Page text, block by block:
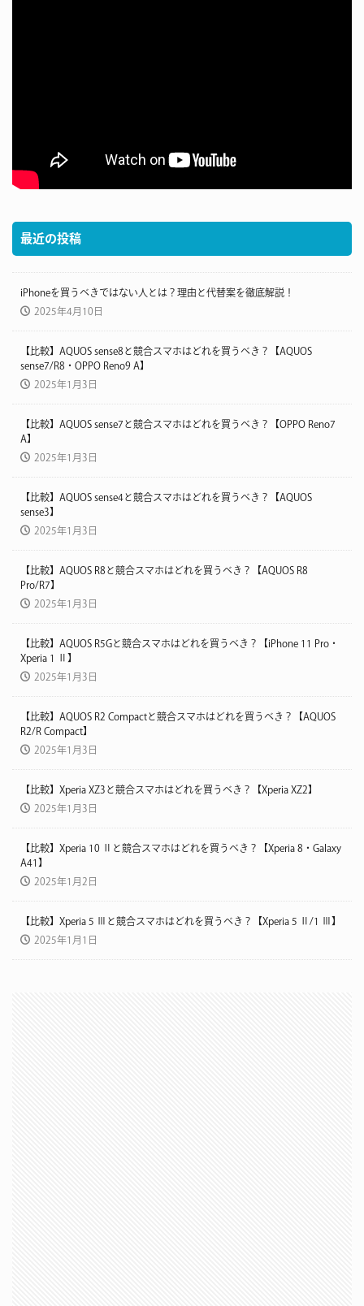
最近の投稿
iPhoneを買うべきではない人とは？理由と代替案を徹底解説！
2025年4月10日
【比較】AQUOS sense8と競合スマホはどれを買うべき？【AQUOS
sense7/R8・OPPO Reno9 A】
2025年1月3日
【比較】AQUOS sense7と競合スマホはどれを買うべき？【OPPO Reno7
A】
2025年1月3日
【比較】AQUOS sense4と競合スマホはどれを買うべき？【AQUOS
sense3】
2025年1月3日
【比較】AQUOS R8と競合スマホはどれを買うべき？【AQUOS R8
Pro/R7】
2025年1月3日
【比較】AQUOS R5Gと競合スマホはどれを買うべき？【iPhone 11 Pro・
Xperia 1 Ⅱ】
2025年1月3日
【比較】AQUOS R2 Compactと競合スマホはどれを買うべき？【AQUOS
R2/R Compact】
2025年1月3日
【比較】Xperia XZ3と競合スマホはどれを買うべき？【Xperia XZ2】
2025年1月3日
【比較】Xperia 10 Ⅱと競合スマホはどれを買うべき？【Xperia 8・Galaxy
A41】
2025年1月2日
【比較】Xperia 5 Ⅲと競合スマホはどれを買うべき？【Xperia 5 Ⅱ/1 Ⅲ】
2025年1月1日